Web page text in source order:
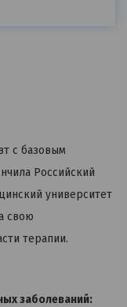
с базовым
Российский
университет
свою
терапии.
заболеваний: